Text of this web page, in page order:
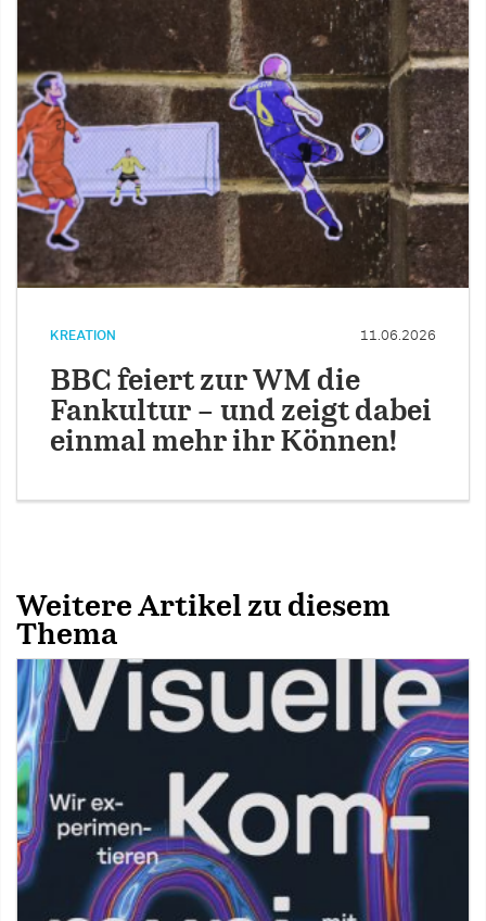
KREATION 11.06.2026
BBC feiert zur WM die
Fankultur – und zeigt dabei
einmal mehr ihr Können!
Weitere Artikel zu diesem
Thema